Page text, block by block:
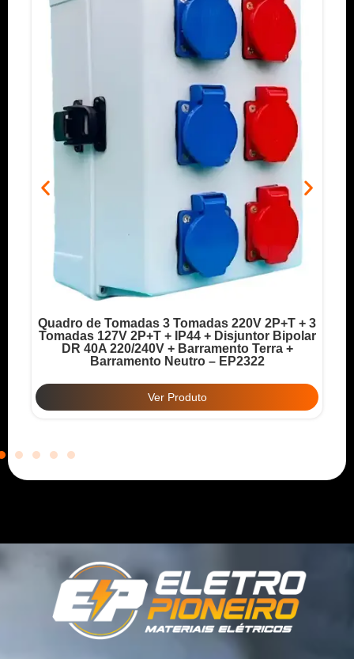
Quadro de Tomadas 3 Tomadas 220V 2P+T + 3
Tomadas 127V 2P+T + IP44 + Disjuntor Bipolar
DR 40A 220/240V + Barramento Terra +
Barramento Neutro – EP2322
Ver Produto